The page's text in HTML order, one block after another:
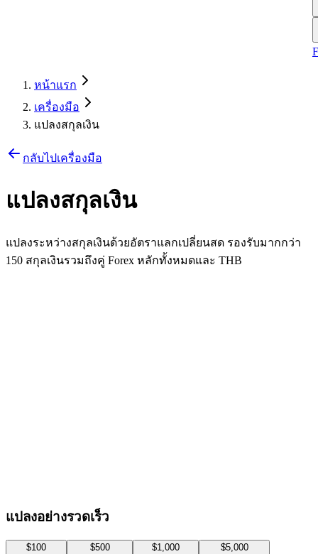
หน้าแรก
เครื่องมือ
แปลงสกุลเงิน
กลับไปเครื่องมือ
แปลงสกุลเงิน
แปลงระหว่างสกุลเงินด้วยอัตราแลกเปลี่ยนสด รองรับมากกว่า
150 สกุลเงินรวมถึงคู่ Forex หลักทั้งหมดและ THB
แปลงอย่างรวดเร็ว
$100
$500
$1,000
$5,000